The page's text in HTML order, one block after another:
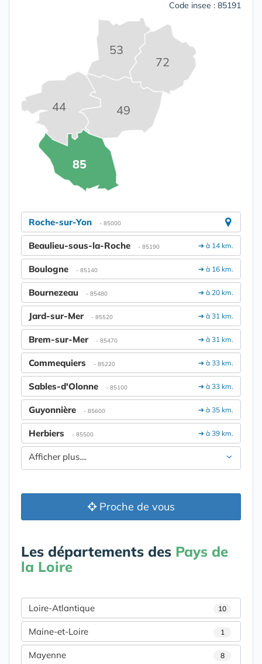
Code insee : 85191
44 49
53
72
85
Roche-sur-Yon - 85000
➔ à 14 km.
Beaulieu-sous-la-Roche - 85190
➔ à 16 km.
Boulogne - 85140
➔ à 20 km.
Bournezeau - 85480
➔ à 31 km.
Jard-sur-Mer - 85520
➔ à 31 km.
Brem-sur-Mer - 85470
➔ à 33 km.
Commequiers - 85220
➔ à 33 km.
Sables-d'Olonne - 85100
➔ à 35 km.
Guyonnière - 85600
➔ à 39 km.
Herbiers - 85500
Afficher plus....
Proche de vous
Les départements des Pays de
la Loire
Loire-Atlantique 10
Maine-et-Loire 1
Mayenne 8